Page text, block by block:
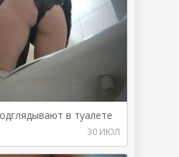
в туалете
30 ИЮЛ